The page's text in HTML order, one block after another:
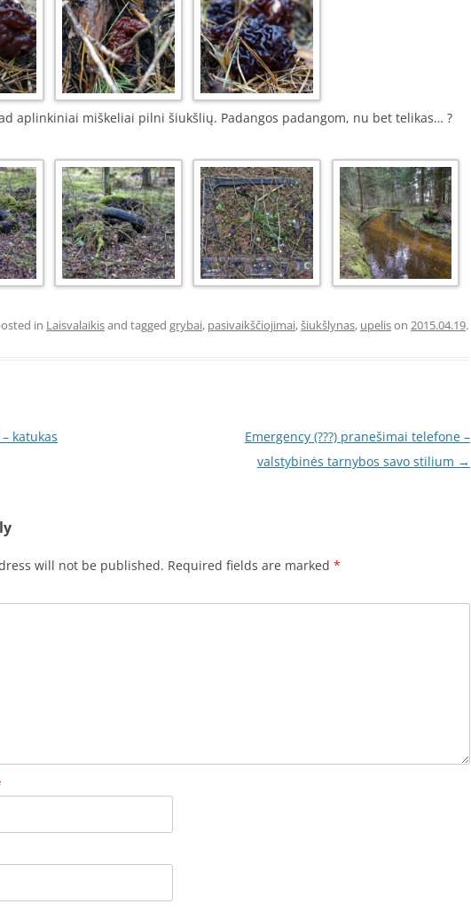
aplinkiniai miškeliai pilni šiukšlių. Padangos padangom, nu bet telikas… ?
in Laisvalaikisand tagged grybai, pasivaikščiojimai,šiukšlynas, upelison 2015.04.19.
katukas
Emergency (???) pranešimai telefone –
valstybinės tarnybos savo stilium →
will not be published. Required fields are marked *